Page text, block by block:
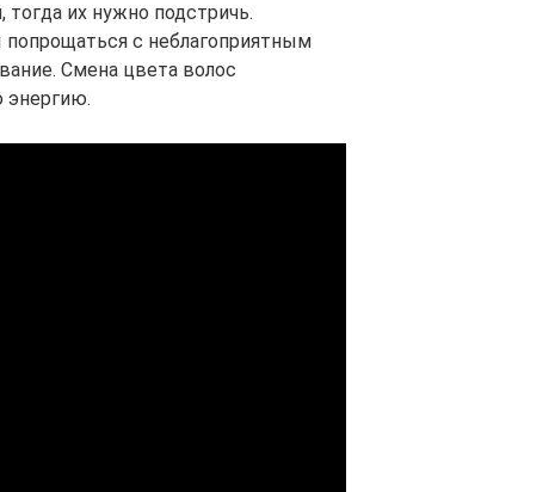
тогда их нужно подстричь.
с неблагоприятным
Смена цвета волос
энергию.